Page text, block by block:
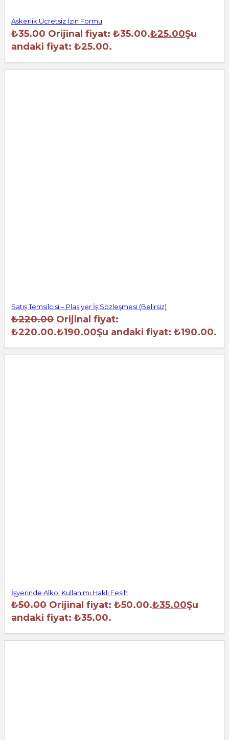
Askerlik Ücretsiz İzin Formu
₺35.00 Orijinal fiyat: ₺35.00.₺25.00Şu
andaki fiyat: ₺25.00.
Satış Temsilcisi – Plasiyer İş Sözleşmesi (Belirsiz)
₺220.00 Orijinal fiyat:
₺220.00.₺190.00Şu andaki fiyat: ₺190.00.
İşyerinde Alkol Kullanımı Haklı Fesih
₺50.00 Orijinal fiyat: ₺50.00.₺35.00Şu
andaki fiyat: ₺35.00.